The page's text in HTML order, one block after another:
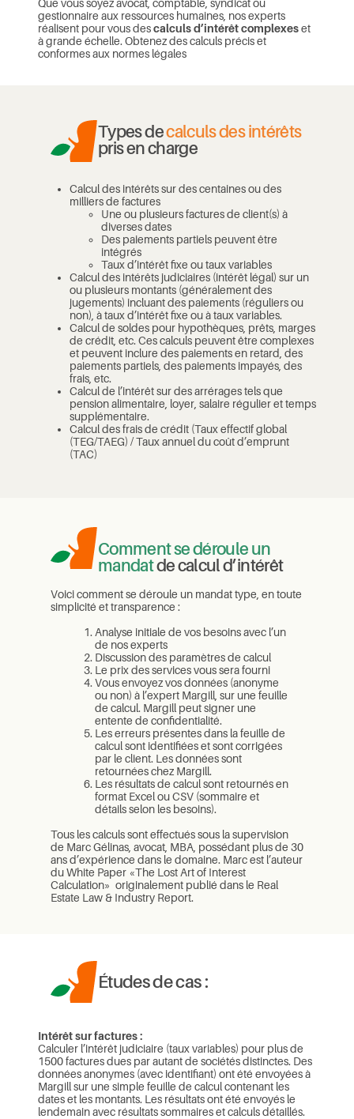
Que vous soyez avocat, comptable, syndicat ou
gestionnaire aux ressources humaines, nos experts
réalisent pour vous descalculs d’intérêt complexeset
à grande échelle. Obtenez des calculs précis et
conformes aux normes légales
Types decalculs des intérêts
pris en charge
Calcul des intérêts sur des centaines ou des
milliers de factures
Une ou plusieurs factures de client(s) à
diverses dates
Des paiements partiels peuvent être
intégrés
Taux d’intérêt fixe ou taux variables
Calcul des intérêts judiciaires (intérêt légal) sur un
ou plusieurs montants (généralement des
jugements) incluant des paiements (réguliers ou
non), à taux d’intérêt fixe ou à taux variables.
Calcul de soldes pour hypothèques, prêts, marges
de crédit, etc. Ces calculs peuvent être complexes
et peuvent inclure des paiements en retard, des
paiements partiels, des paiements impayés, des
frais, etc.
Calcul de l’intérêt sur des arrérages tels que
pension alimentaire, loyer, salaire régulier et temps
supplémentaire.
Calcul des frais de crédit (Taux effectif global
(TEG/TAEG) / Taux annuel du coût d’emprunt
(TAC)
Comment se déroule un
mandatde calcul d’intérêt
Voici comment se déroule un mandat type, en toute
simplicité et transparence :
Analyse initiale de vos besoins avec l’un
de nos experts
Discussion des paramètres de calcul
Le prix des services vous sera fourni
Vous envoyez vos données (anonyme
ou non) à l’expert Margill, sur une feuille
de calcul. Margill peut signer une
entente de confidentialité.
Les erreurs présentes dans la feuille de
calcul sont identifiées et sont corrigées
par le client. Les données sont
retournées chez Margill.
Les résultats de calcul sont retournés en
format Excel ou CSV (sommaire et
détails selon les besoins).
Tous les calculs sont effectués sous la supervision
de Marc Gélinas, avocat, MBA, possédant plus de 30
ans d’expérience dans le domaine. Marc est l’auteur
du White Paper «The Lost Art of Interest
Calculation» originalement publié dans le Real
Estate Law & Industry Report.
Études de cas :
Intérêt sur factures :
Calculer l’intérêt judiciaire (taux variables) pour plus de
1500 factures dues par autant de sociétés distinctes. Des
données anonymes (avec identifiant) ont été envoyées à
Margill sur une simple feuille de calcul contenant les
dates et les montants. Les résultats ont été envoyés le
lendemain avec résultats sommaires et calculs détaillés.